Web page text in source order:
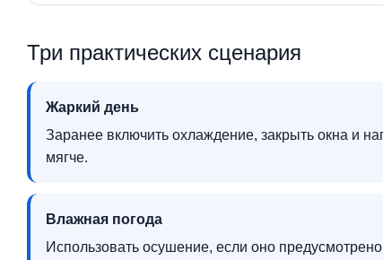
Три практических сценария
Жаркий день
Заранее включить охлаждение, закрыть окна и
мягче.
Влажная погода
Использовать осушение, если оно